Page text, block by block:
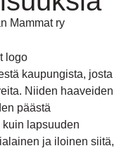
Mammat ry
kaupungista, josta
Niiden haaveiden
päästä
lapsuuden
ja iloinen siitä,